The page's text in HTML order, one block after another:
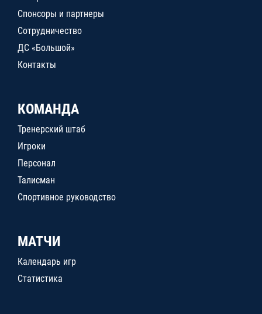
Спонсоры и партнеры
Сотрудничество
ДС «Большой»
Контакты
КОМАНДА
Тренерский штаб
Игроки
Персонал
Талисман
Спортивное руководство
МАТЧИ
Календарь игр
Статистика